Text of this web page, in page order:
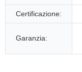
Certificazione:
Garanzia: